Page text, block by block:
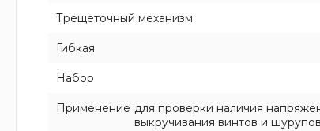
Трещеточный механизм
Гибкая
Набор
Применение для проверки наличия
выкручивания винтов и